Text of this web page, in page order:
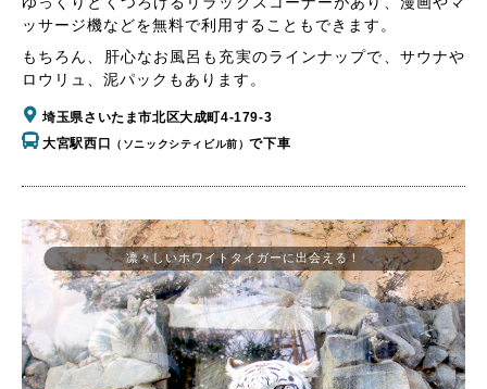
ッサージ機などを無料で利用することもできます。
もちろん、肝心なお風呂も充実のラインナップで、サウナや
ロウリュ、泥パックもあります。
埼玉県さいたま市北区大成町4-179-3
大宮駅西口
（ソニックシティビル前）で下車
凛々しいホワイトタイガーに出会える！